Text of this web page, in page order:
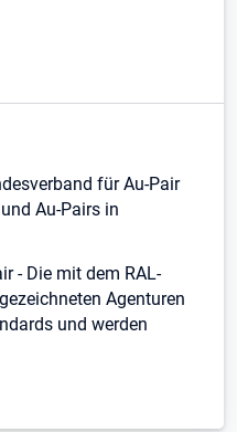
für Au-Pair
Au-Pairs in
- Die mit dem RAL-
Agenturen
und werden